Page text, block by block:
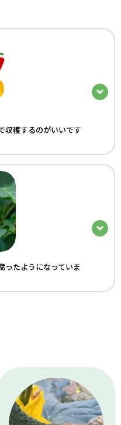
収穫するのがいいです
ったようになっていま